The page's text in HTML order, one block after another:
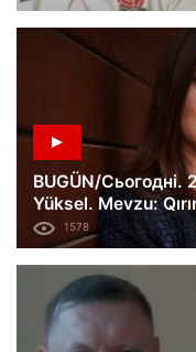
BUGÜN/
Yüksel. Mevzu:
savaşı. 391-ci
1578